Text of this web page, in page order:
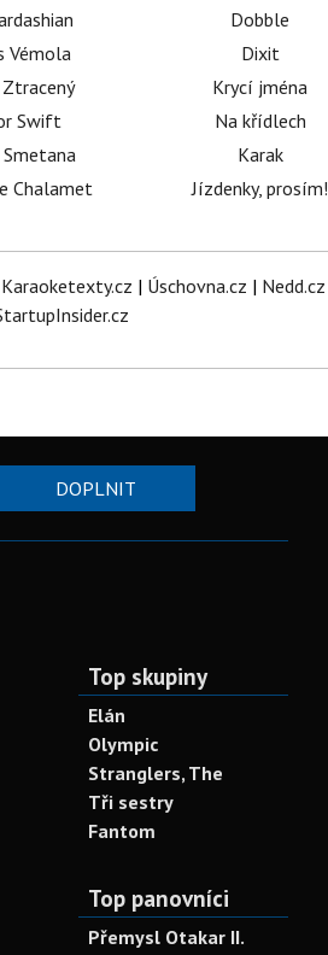
Vémola
Swift
Chalamet
Dobble
Dixit
Krycí jména
Na křídlech
Karak
Jízdenky, prosím!
Karaoketexty.cz | Úschovna.cz | Nedd.cz
DOPLNIT
Top skupiny
Elán
Olympic
Stranglers, The
Tři sestry
Fantom
Top panovníci
Přemysl Otakar II.